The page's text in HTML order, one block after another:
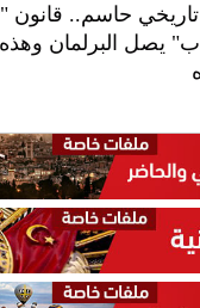
حاسم.. قانون
يصل البرلمان وهذه